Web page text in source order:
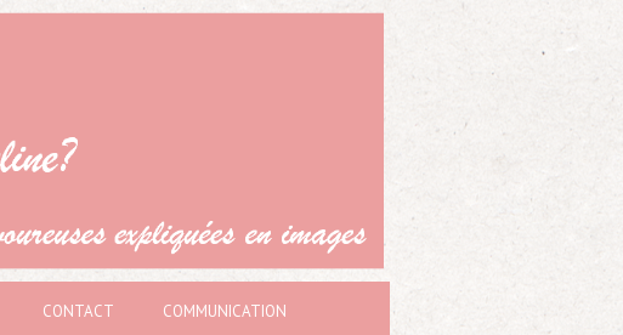
CONTACT COMMUNICATION